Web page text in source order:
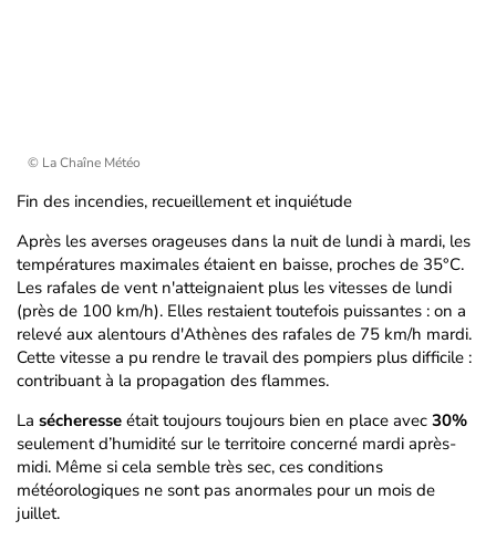
© La Chaîne Météo
Fin des incendies, recueillement et inquiétude
Après les averses orageuses dans la nuit de lundi à mardi, les
températures maximales étaient en baisse, proches de 35°C.
Les rafales de vent n'atteignaient plus les vitesses de lundi
(près de 100 km/h). Elles restaient toutefois puissantes : on a
relevé aux alentours d'Athènes des rafales de 75 km/h mardi.
Cette vitesse a pu rendre le travail des pompiers plus difficile :
contribuant à la propagation des flammes.
La sécheresse était toujours toujours bien en place avec 30%
seulement d’humidité sur le territoire concerné mardi après-
midi. Même si cela semble très sec, ces conditions
météorologiques ne sont pas anormales pour un mois de
juillet.